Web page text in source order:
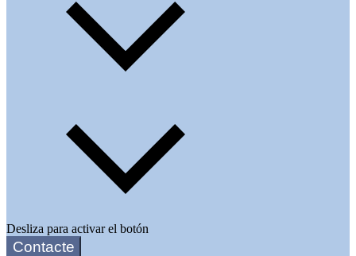
Desliza para activar el botón
Contacte